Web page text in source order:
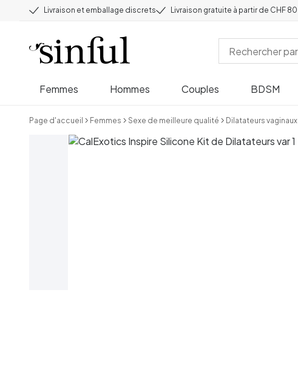
Livraison et emballage discrets Livraison gratuite à partir de CHF 80
Femmes Hommes Couples BDSM
Page d'accueil Femmes Sexe de meilleure qualité Dilatateurs vaginaux